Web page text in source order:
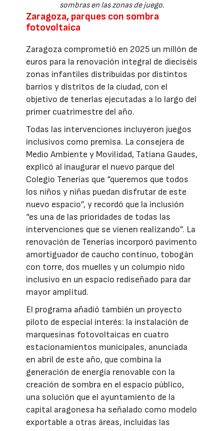
sombras en las zonas de juego.
Zaragoza, parques con sombra
fotovoltaica
Zaragoza comprometió en 2025 un millón de
euros para la renovación integral de dieciséis
zonas infantiles distribuidas por distintos
barrios y distritos de la ciudad, con el
objetivo de tenerlas ejecutadas a lo largo del
primer cuatrimestre del año.
Todas las intervenciones incluyeron juegos
inclusivos como premisa. La consejera de
Medio Ambiente y Movilidad, Tatiana Gaudes,
explicó al inaugurar el nuevo parque del
Colegio Tenerías que “queremos que todos
los niños y niñas puedan disfrutar de este
nuevo espacio”, y recordó que la inclusión
“es una de las prioridades de todas las
intervenciones que se vienen realizando”. La
renovación de Tenerías incorporó pavimento
amortiguador de caucho continuo, tobogán
con torre, dos muelles y un columpio nido
inclusivo en un espacio rediseñado para dar
mayor amplitud.
El programa añadió también un proyecto
piloto de especial interés: la instalación de
marquesinas fotovoltaicas en cuatro
estacionamientos municipales, anunciada
en abril de este año, que combina la
generación de energía renovable con la
creación de sombra en el espacio público,
una solución que el ayuntamiento de la
capital aragonesa ha señalado como modelo
exportable a otras áreas, incluidas las